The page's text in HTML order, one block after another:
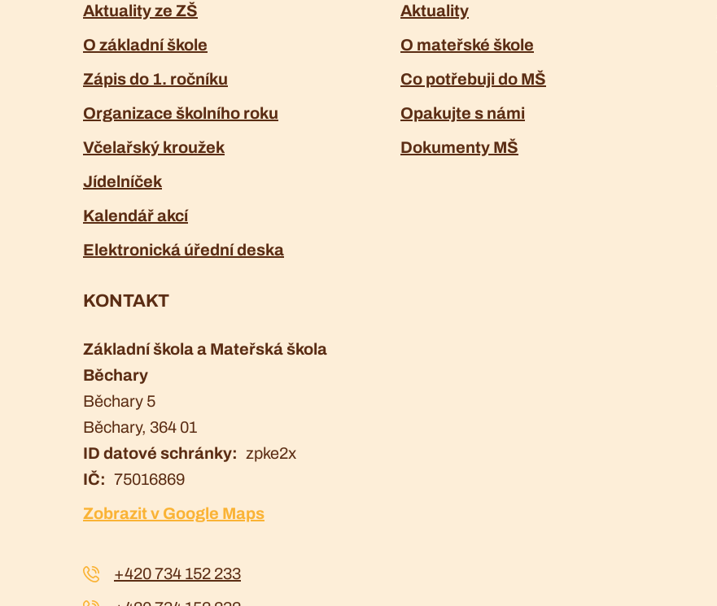
Aktuality ze ZŠ
O základní škole
Zápis do 1. ročníku
Organizace školního roku
Včelařský kroužek
Jídelníček
Kalendář akcí
Elektronická úřední deska
Aktuality
O mateřské škole
Co potřebuji do MŠ
Opakujte s námi
Dokumenty MŠ
KONTAKT
Základní škola a Mateřská škola
Běchary
Běchary 5
Běchary, 364 01
ID datové schránky
zpke2x
IČ
75016869
Zobrazit v Google Maps
+420 734 152 233